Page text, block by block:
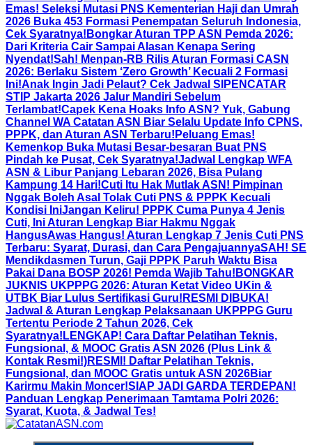
Emas! Seleksi Mutasi PNS Kementerian Haji dan Umrah
2026 Buka 453 Formasi Penempatan Seluruh Indonesia,
Cek Syaratnya! Bongkar Aturan TPP ASN Pemda 2026:
Dari Kriteria Cair Sampai Alasan Kenapa Sering
Nyendat!Sah! Menpan-RB Rilis Aturan Formasi CASN
2026: Berlaku Sistem ‘Zero Growth’ Kecuali 2 Formasi
Ini!Anak Ingin Jadi Pelaut? Cek Jadwal SIPENCATAR
STIP Jakarta 2026 Jalur Mandiri Sebelum
Terlambat!Capek Kena Hoaks Info ASN? Yuk, Gabung
Channel WA Catatan ASN Biar Selalu Update Info CPNS,
PPPK, dan Aturan ASN Terbaru! Peluang Emas!
Kemenkop Buka Mutasi Besar-besaran Buat PNS
Pindah ke Pusat, Cek Syaratnya!Jadwal Lengkap WFA
ASN & Libur Panjang Lebaran 2026, Bisa Pulang
Kampung 14 Hari!Cuti Itu Hak Mutlak ASN! Pimpinan
Nggak Boleh Asal Tolak Cuti PNS & PPPK Kecuali
Kondisi IniJangan Keliru! PPPK Cuma Punya 4 Jenis
Cuti, Ini Aturan Lengkap Biar Hakmu Nggak
HangusAwas Hangus! Aturan Lengkap 7 Jenis Cuti PNS
Terbaru: Syarat, Durasi, dan Cara PengajuannyaSAH! SE
Mendikdasmen Turun, Gaji PPPK Paruh Waktu Bisa
Pakai Dana BOSP 2026! Pemda Wajib Tahu! BONGKAR
JUKNIS UKPPPG 2026: Aturan Ketat Video UKin &
UTBK Biar Lulus Sertifikasi Guru! RESMI DIBUKA!
Jadwal & Aturan Lengkap Pelaksanaan UKPPPG Guru
Tertentu Periode 2 Tahun 2026, Cek
Syaratnya! LENGKAP! Cara Daftar Pelatihan Teknis,
Fungsional, & MOOC Gratis ASN 2026 (Plus Link &
Kontak Resmi!)RESMI! Daftar Pelatihan Teknis,
Fungsional, dan MOOC Gratis untuk ASN 2026Biar
Karirmu Makin Moncer!SIAP JADI GARDA TERDEPAN!
Panduan Lengkap Penerimaan Tamtama Polri 2026:
Syarat, Kuota, & Jadwal Tes!